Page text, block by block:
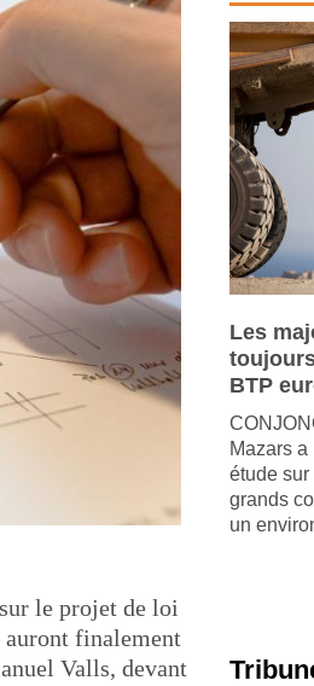
le projet de loi
finalement
Valls, devant
Les
BTP
Mazars
étude
grands
un